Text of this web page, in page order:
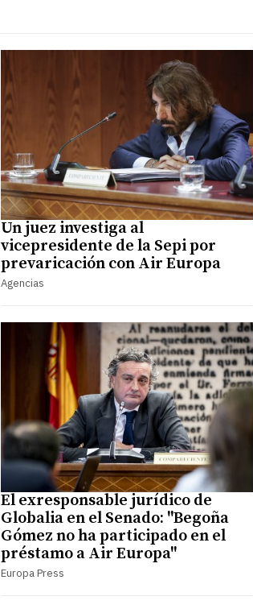
Un juez investiga al
vicepresidente de la Sepi por
prevaricación con Air Europa
Agencias
El exresponsable jurídico de
Globalia en el Senado: "Begoña
Gómez no ha participado en el
préstamo a Air Europa"
Europa Press